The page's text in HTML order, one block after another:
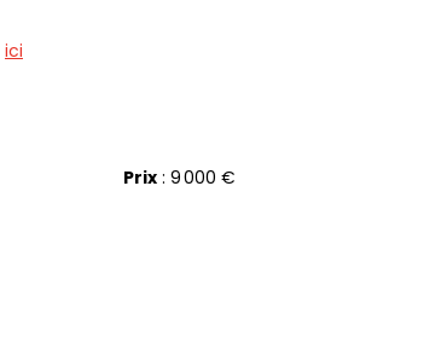
ici
Prix: 9 000 €